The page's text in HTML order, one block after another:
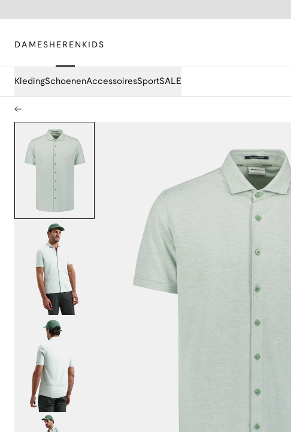
DAMES HEREN KIDS
KledingSchoenenAccessoiresSportSALE